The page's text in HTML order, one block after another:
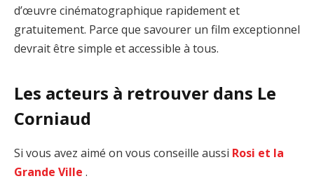
d’œuvre cinématographique rapidement et
gratuitement. Parce que savourer un film exceptionnel
devrait être simple et accessible à tous.
Les acteurs à retrouver dans Le
Corniaud
Si vous avez aimé on vous conseille aussi Rosi et la
Grande Ville .